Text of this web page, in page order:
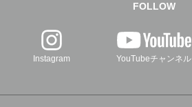
FOLLOW
Instagram YouTubeチャンネル